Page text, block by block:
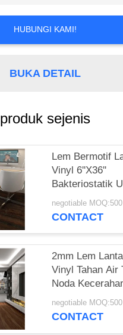
HUBUNGI KAMI!
BUKA DETAIL
produk sejenis
Lem Bermotif
Vinyl 6''X36''
Bakteriostatik
Kamar Toko
CONTACT
2mm Lem
Vinyl Tahan Air
Noda
Matte
CONTACT